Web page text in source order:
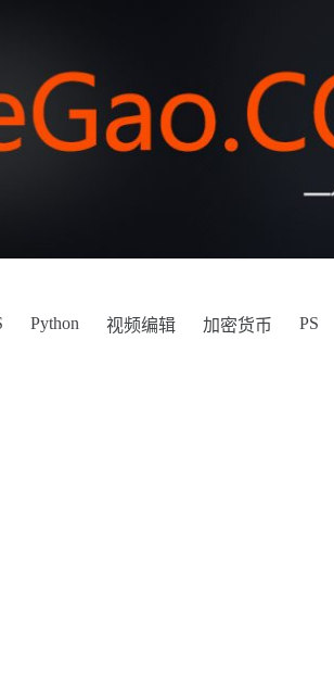
Python 视频编辑 加密货币 PS